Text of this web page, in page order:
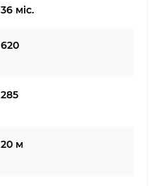
36 міс.
620
285
20 м